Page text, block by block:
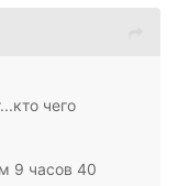
чего
9 часов 40